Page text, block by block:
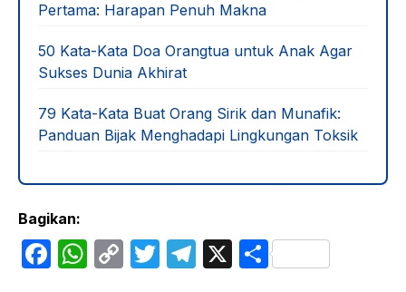
Pertama: Harapan Penuh Makna
50 Kata-Kata Doa Orangtua untuk Anak Agar
Sukses Dunia Akhirat
79 Kata-Kata Buat Orang Sirik dan Munafik:
Panduan Bijak Menghadapi Lingkungan Toksik
Bagikan:
F
W C
T
T
X S